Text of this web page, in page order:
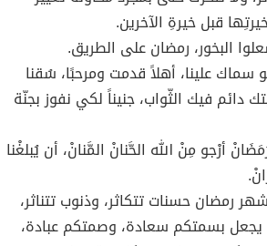
قبل خيرةِ الآخرين.
البخور، رمضان على الطريق.
سماك علينا، أهلاً قدمت ومرحبًا، سُقنا
دائم فيك الثّواب، جنيناً لكي نفوز بجنّة
أرْجو مِنْ الله الحَّنانْ المَّنانْ، أن يُبلغْنا
رمضان حسنات تتكاثر، وذنوب تتناثر،
يجعل بسمتكم سعادة، وصمتكم عبادة،